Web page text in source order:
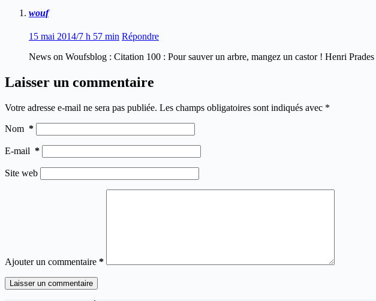
wouf
15 mai 2014/7 h 57 min Répondre
News on Woufsblog : Citation 100 : Pour sauver un arbre, mangez un castor ! Henri Prades
Laisser un commentaire
Votre adresse e-mail ne sera pas publiée. Les champs obligatoires sont indiqués avec *
Nom *
E-mail *
Site web
Ajouter un commentaire *
Laisser un commentaire